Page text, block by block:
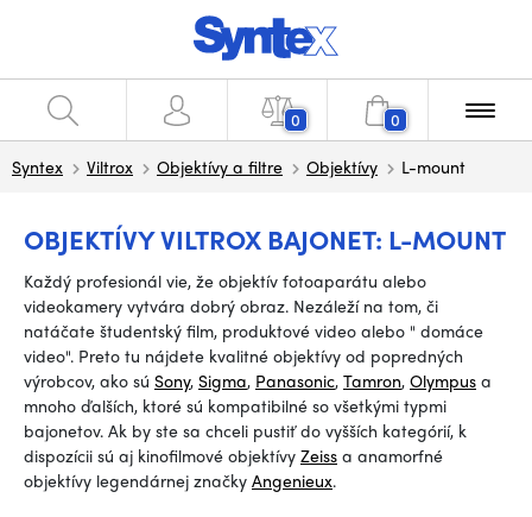
0 0
Syntex Viltrox Objektívy a filtre Objektívy L-mount
OBJEKTÍVY VILTROX BAJONET: L-MOUNT
Každý profesionál vie, že objektív fotoaparátu alebo
videokamery vytvára dobrý obraz. Nezáleží na tom, či
natáčate študentský film, produktové video alebo " domáce
video". Preto tu nájdete kvalitné objektívy od popredných
výrobcov, ako sú Sony, Sigma, Panasonic, Tamron, Olympus a
mnoho ďalších, ktoré sú kompatibilné so všetkými typmi
bajonetov. Ak by ste sa chceli pustiť do vyšších kategórií, k
dispozícii sú aj kinofilmové objektívy Zeiss a anamorfné
objektívy legendárnej značky Angenieux.